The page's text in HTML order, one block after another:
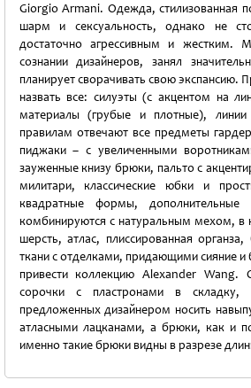
Giorgio Armani. Одежда, стилизованная
шарм и сексуальность, однако не
достаточно агрессивным и жестким.
сознании дизайнеров, занял
планирует сворачивать свою
назвать все: силуэты (с акцентом на
материалы (грубые и плотные),
правилам отвечают все предметы
пиджаки – с увеличенными
зауженные книзу брюки, пальто с
милитари, классические юбки и
квадратные формы,
комбинируются с натуральным мехом, в
шерсть, атлас, плиссированная
ткани с отделками, придающими сияние
привести коллекцию Alexander Wang.
сорочки с пластронами в
предложенных дизайнером носить
атласными лацканами, а брюки, как и
именно такие брюки видны в разрезе